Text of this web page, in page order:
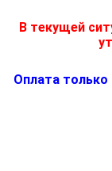
В текущей
Оплата